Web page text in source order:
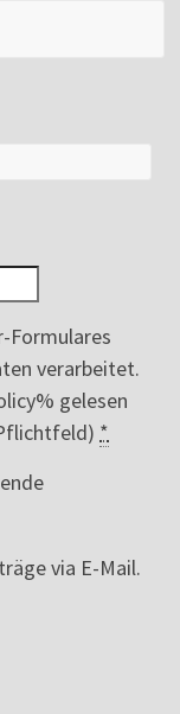
Formulares
verarbeitet.
gelesen
*
via E-Mail.